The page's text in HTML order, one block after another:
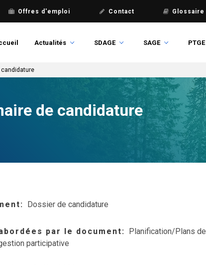
Offres d'emploi Contact Glossaire
Actualités SDAGE SAGE PTGE
de candidature
Dossier de candidature
par le document
Planification/Plans de
participative